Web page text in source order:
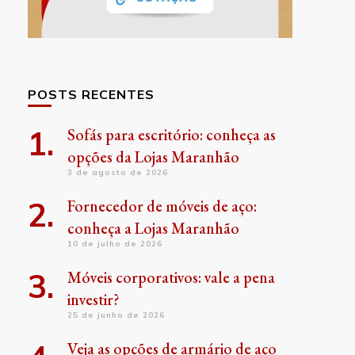
POSTS RECENTES
Sofás para escritório: conheça as
opções da Lojas Maranhão
3 de agosto de 2026
Fornecedor de móveis de aço:
conheça a Lojas Maranhão
10 de julho de 2026
Móveis corporativos: vale a pena
investir?
25 de junho de 2026
Veja as opções de armário de aço